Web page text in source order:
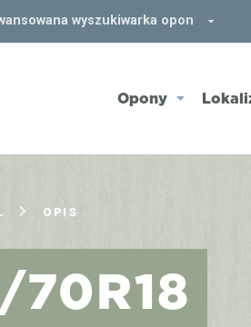
wyszukiwarka opon
Opony
OPIS